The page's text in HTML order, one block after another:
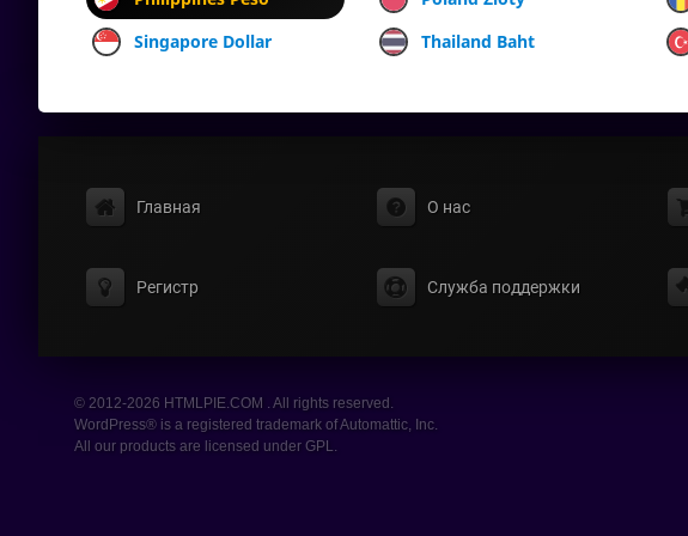
Singapore Dollar
Thailand Baht
Главная О нас
Регистр Служба поддержки
© 2012-2026 HTMLPIE.COM . All rights reserved.
WordPress® is a registered trademark of Automattic, Inc.
All our products are licensed under GPL.